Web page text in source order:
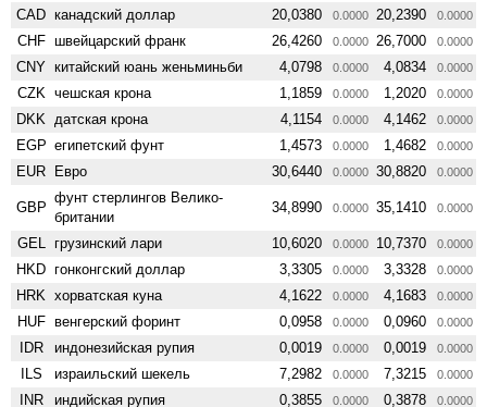
CAD канадский доллар 20,0380 0.0000 20,2390 0.0000
CHF швейцарский франк 26,4260 0.0000 26,7000 0.0000
CNY китайский юань женьминьби 4,0798 0.0000 4,0834 0.0000
CZK чешская крона 1,1859 0.0000 1,2020 0.0000
DKK датская крона 4,1154 0.0000 4,1462 0.0000
EGP египетский фунт 1,4573 0.0000 1,4682 0.0000
EUR Евро 30,6440 0.0000 30,8820 0.0000
GBP
фунт стерлингов Велико­
британии
34,8990 0.0000 35,1410 0.0000
GEL грузинский лари 10,6020 0.0000 10,7370 0.0000
HKD гонконгский доллар 3,3305 0.0000 3,3328 0.0000
HRK хорватская куна 4,1622 0.0000 4,1683 0.0000
HUF венгерский форинт 0,0958 0.0000 0,0960 0.0000
IDR индонезийская рупия 0,0019 0.0000 0,0019 0.0000
ILS израильский шекель 7,2982 0.0000 7,3215 0.0000
INR индийская рупия 0,3855 0.0000 0,3878 0.0000